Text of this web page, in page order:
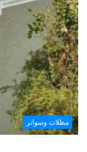
مظلات وسواتر